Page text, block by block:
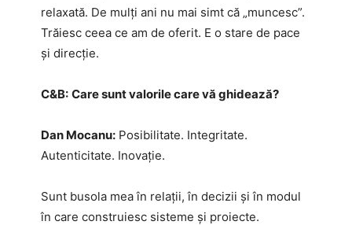
relaxată. De mulți ani nu mai simt că „muncesc”.
Trăiesc ceea ce am de oferit. E o stare de pace
și direcție.
C&B: Care sunt valorile care vă ghidează?
Dan Mocanu: Posibilitate. Integritate.
Autenticitate. Inovație.
Sunt busola mea în relații, în decizii și în modul
în care construiesc sisteme și proiecte.